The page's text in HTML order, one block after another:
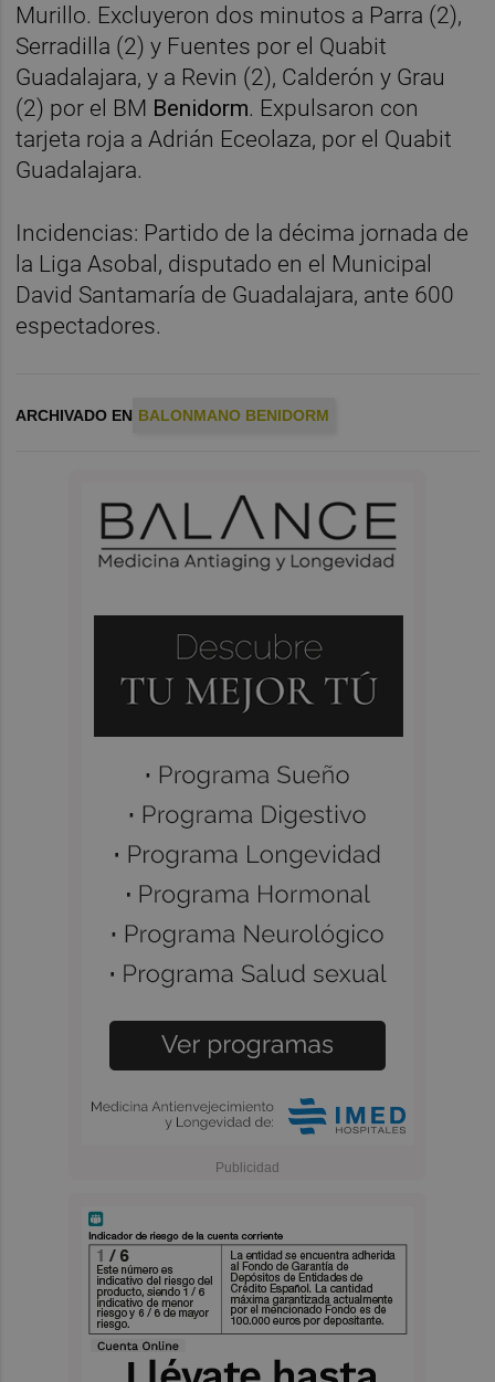
Murillo. Excluyeron dos minutos a Parra (2),
Serradilla (2) y Fuentes por el Quabit
Guadalajara, y a Revin (2), Calderón y Grau
(2) por el BM Benidorm. Expulsaron con
tarjeta roja a Adrián Eceolaza, por el Quabit
Guadalajara.
Incidencias: Partido de la décima jornada de
la Liga Asobal, disputado en el Municipal
David Santamaría de Guadalajara, ante 600
espectadores.
ARCHIVADO EN BALONMANO BENIDORM